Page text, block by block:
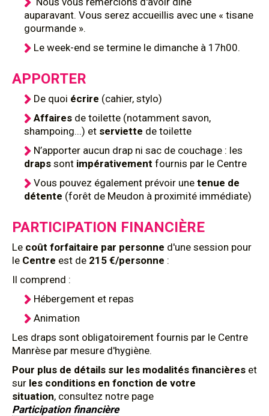
auparavant. Vous serez accueillis avec une « tisane
gourmande ».
Le week-end se termine le dimanche à 17h00.
APPORTER
De quoi écrire (cahier, stylo)
Affaires de toilette (notamment savon,
shampoing...) et serviette de toilette
N’apporter aucun drap ni sac de couchage : les
draps sont impérativement fournis par le Centre
Vous pouvez également prévoir une tenue de
détente (forêt de Meudon à proximité immédiate)
PARTICIPATION FINANCIÈRE
Le coût forfaitaire par personne d'une session pour
le Centre est de 215 €/personne :
Il comprend :
Hébergement et repas
Animation
Les draps sont obligatoirement fournis par le Centre
Manrèse par mesure d'hygiène.
Pour plus de détails sur les modalités financières et
sur les conditions en fonction de votre
situation, consultez notre page
Participation financière